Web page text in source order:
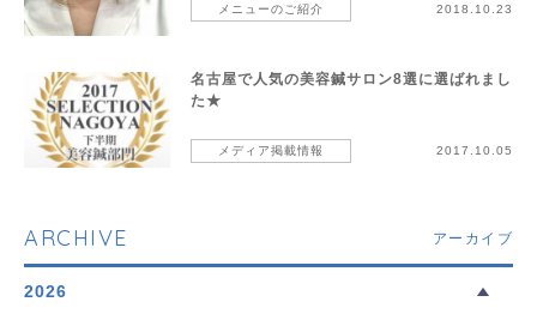
メニューのご紹介 2018.10.23
名古屋で人気の美容鍼サロン8選に選ばれまし
た★
メディア掲載情報 2017.10.05
ARCHIVE アーカイブ
2026